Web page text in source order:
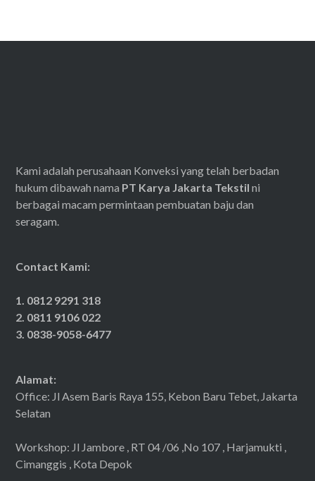
Kami adalah perusahaan Konveksi yang telah berbadan
hukum dibawah nama PT Karya Jakarta Tekstilni
berbagai macam permintaan pembuatan baju dan
seragam.
Contact Kami:
1. 0812 9291 318
2. 0811 9106 022
3. 0838-9058-6477
Alamat:
Office: Jl Asem Baris Raya 155, Kebon Baru Tebet, Jakarta
Selatan
Workshop: Jl Jambore , RT 04 /06 ,No 107 , Harjamukti ,
Cimanggis , Kota Depok